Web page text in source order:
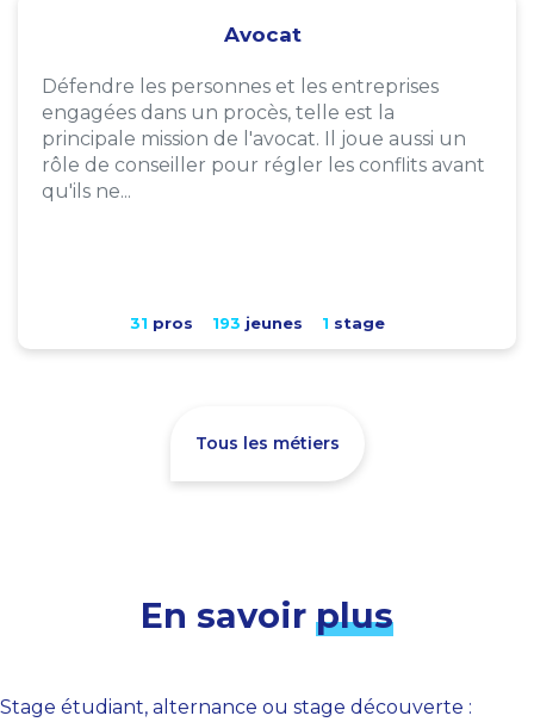
Avocat
Défendre les personnes et les entreprises
engagées dans un procès, telle est la
principale mission de l'avocat. Il joue aussi un
rôle de conseiller pour régler les conflits avant
qu'ils ne...
31 pros 193 jeunes 1 stage
Tous les métiers
En savoir plus
Stage étudiant, alternance ou stage découverte :